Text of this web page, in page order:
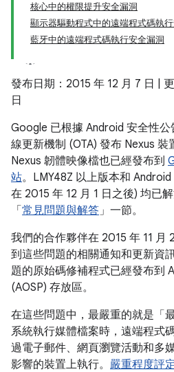
核心中的權限提升安全漏洞
顯示器驅動程式中的遠端程式碼執
藍牙中的遠端程式碼執行安全漏洞
發布日期：2015 年 12 月 7 日 |
日
Google 已根據 Android 安全性
線更新機制 (OTA) 發布 Nexus 裝
Nexus 韌體映像檔也已經發布到
站。LMY48Z 以上版本和
在 2015 年 12 月 1 日之後) 均已
「 常見問題與解答」一節。
我們的合作夥伴在 2015 年 11 月
到這些問題的相關通知和更新資
題的原始碼修補程式已經發布到
(AOSP) 存放區。
在這些問題中，最嚴重的就是「
系統執行媒體檔案時，遠端程式
過電子郵件、網頁瀏覽活動和多
影響的裝置上執行。 嚴重程度評